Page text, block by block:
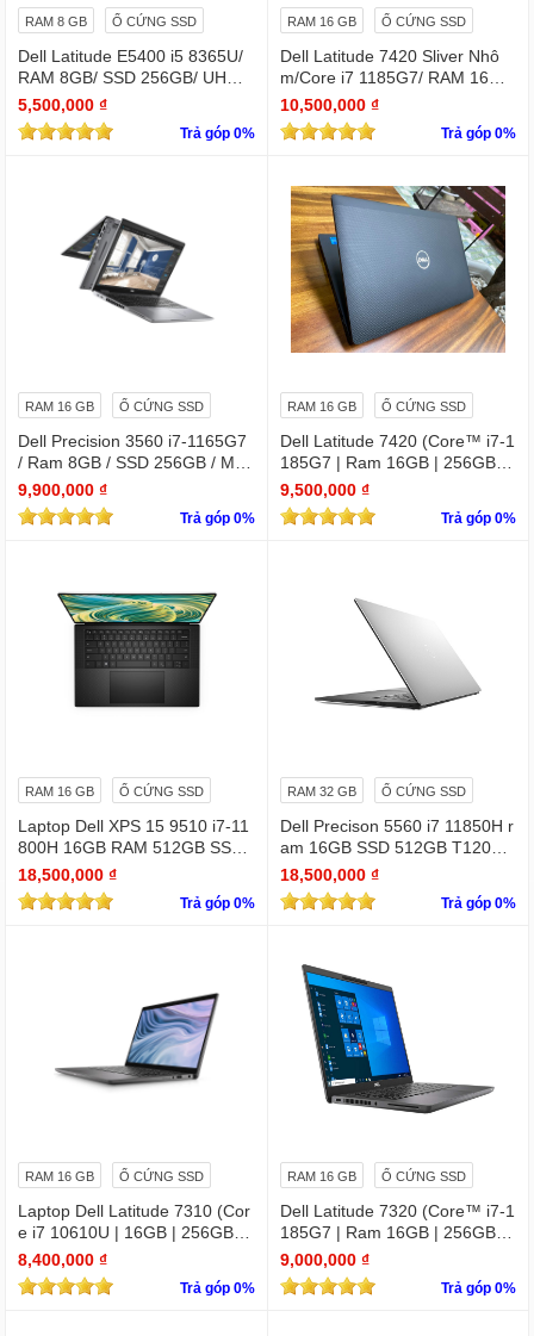
RAM 8 GB Ổ CỨNG SSD
Dell Latitude E5400 i5 8365U/
RAM 8GB/ SSD 256GB/ UHD
Graphics 620/ 14 INCH FHD
5,500,000 ₫
Trả góp 0%
RAM 16 GB Ổ CỨNG SSD
Dell Latitude 7420 Sliver Nhô
m/Core i7 1185G7/ RAM 16Gb/
SSD Nvme 256Gb/LCD 14' FH
D 1920 x 1080/ Like new / WIN
bản quyền
10,500,000 ₫
Trả góp 0%
RAM 16 GB Ổ CỨNG SSD
Dell Precision 3560 i7-1165G7
/ Ram 8GB / SSD 256GB / Màn
15.6″ IPS Full HD 1920×1080 I
PS / VGA NVIDIA Quadro T500
9,900,000 ₫
Trả góp 0%
RAM 16 GB Ổ CỨNG SSD
Dell Latitude 7420 (Core™ i7-1
185G7 | Ram 16GB | 256GB S
SD | 14.0inch FHD)
9,500,000 ₫
Trả góp 0%
RAM 16 GB Ổ CỨNG SSD
Laptop Dell XPS 15 9510 i7-11
800H 16GB RAM 512GB SSD
RTX 3050 15.6 inches FHD 19
20 X 1080
18,500,000 ₫
Trả góp 0%
RAM 32 GB Ổ CỨNG SSD
Dell Precison 5560 i7 11850H r
am 16GB SSD 512GB T1200 4
GB FHD +
18,500,000 ₫
Trả góp 0%
RAM 16 GB Ổ CỨNG SSD
Laptop Dell Latitude 7310 (Cor
e i7 10610U | 16GB | 256GB | I
ntel UHD | 13.3 FHD
8,400,000 ₫
Trả góp 0%
RAM 16 GB Ổ CỨNG SSD
Dell Latitude 7320 (Core™ i7-1
185G7 | Ram 16GB | 256GB S
SD | 13.3 inch FHD)
9,000,000 ₫
Trả góp 0%